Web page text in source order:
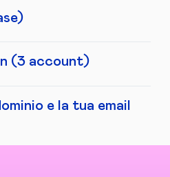
(3 account)
e la tua email